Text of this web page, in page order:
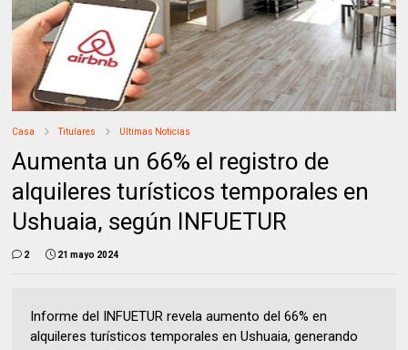
Casa Titulares Ultimas Noticias
Aumenta un 66% el registro de
alquileres turísticos temporales en
Ushuaia, según INFUETUR
2 21 mayo 2024
Informe del INFUETUR revela aumento del 66% en
alquileres turísticos temporales en Ushuaia, generando